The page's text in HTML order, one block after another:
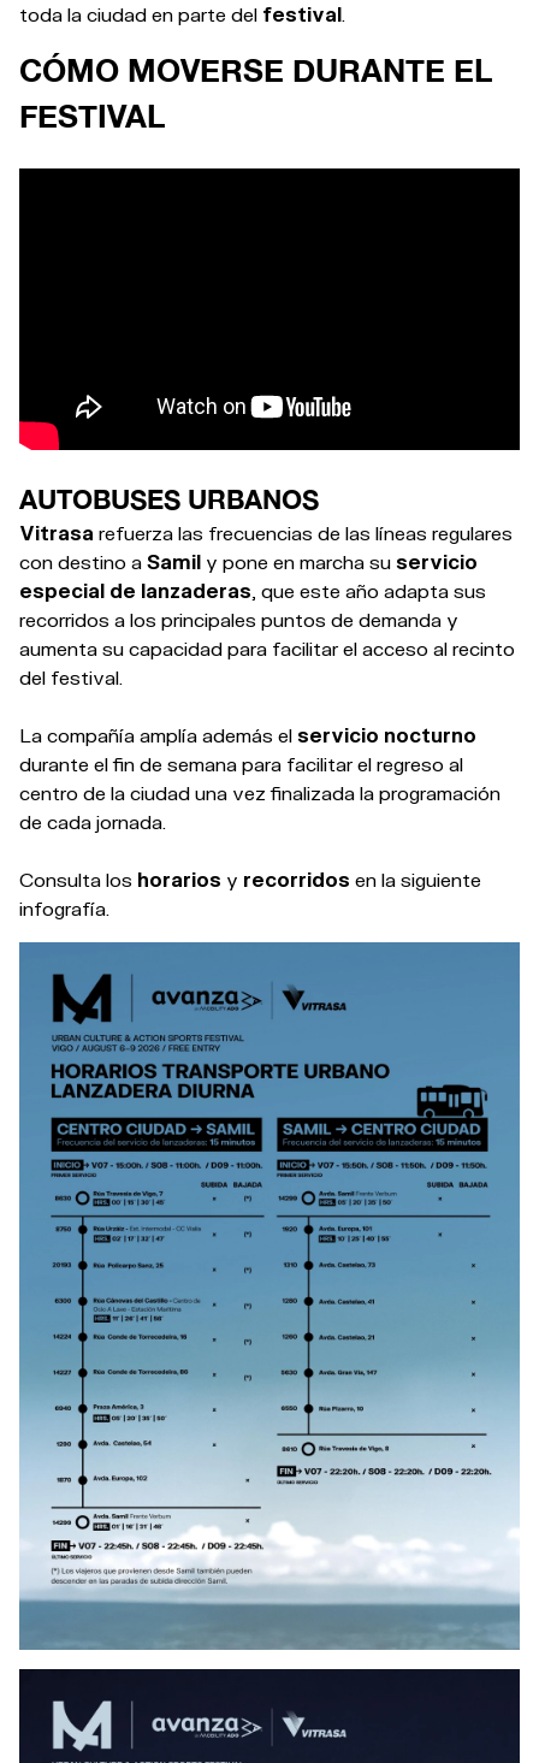
toda la ciudad en parte del festival
CÓMO MOVERSE DURANTE EL
FESTIVAL
AUTOBUSES URBANOS
Vitrasa refuerza las frecuencias de las líneas regulares
con destino a Samil y pone en marcha su servicio
especial de lanzaderas , que este año adapta sus
recorridos a los principales puntos de demanda y
aumenta su capacidad para facilitar el acceso al recinto
del festival.
La compañía amplía además el servicio nocturno
durante el fin de semana para facilitar el regreso al
centro de la ciudad una vez finalizada la programación
de cada jornada.
Consulta los horarios y recorridos en la siguiente
infografía.